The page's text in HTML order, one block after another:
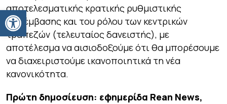
Ανοίξτε τη γραμμή εργαλείων
αποτελεσματικής κρατικής ρυθμιστικής
παρέμβασης και του ρόλου των κεντρικών
τραπεζών (τελευταίος δανειστής), με
αποτέλεσμα να αισιοδοξούμε ότι θα μπορέσουμε
να διαχειριστούμε ικανοποιητικά τη νέα
κανονικότητα.
Πρώτη δημοσίευση: εφημερίδα Rean News,